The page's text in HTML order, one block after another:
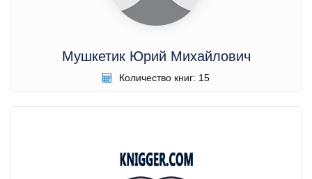
Мушкетик Юрий Михайлович
Количество книг: 15